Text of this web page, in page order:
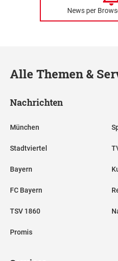
News per
Alle Themen &
Nachrichten
München
Stadtviertel
Bayern
FC Bayern
TSV 1860
Promis